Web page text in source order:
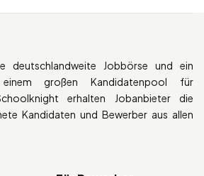
deutschlandweite Jobbörse und ein
großen Kandidatenpool für
erhalten Jobanbieter die
Kandidaten und Bewerber aus allen